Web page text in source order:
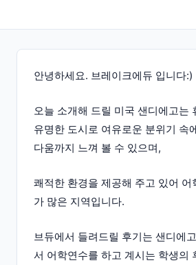
안녕하세요. 브레이크에듀 입니다:)
오늘 소개해 드릴 미국 샌디에고는
유명한 도시로 여유로운 분위기 속
다움까지 느껴 볼 수 있으며,
쾌적한 환경을 제공해 주고 있어 어
가 많은 지역입니다.
브듀에서 들려드릴 후기는 샌디에
서 어학연수를 하고 계시는 학생의